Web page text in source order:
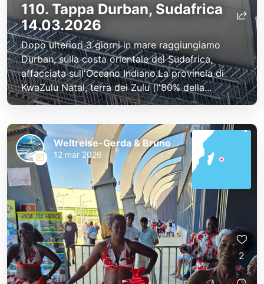
110. Tappa Durban, Sudafrica
14.03.2026
Dopo ulteriori 3 giorni in mare raggiungiamo
Durban, sulla costa orientale del Sudafrica,
affacciata sull'Oceano Indiano.La provincia di
KwaZulu Natal, terra dei Zulu (l'80% della...
Weltreise-Gerda & Bruno
12 mar 2026
2